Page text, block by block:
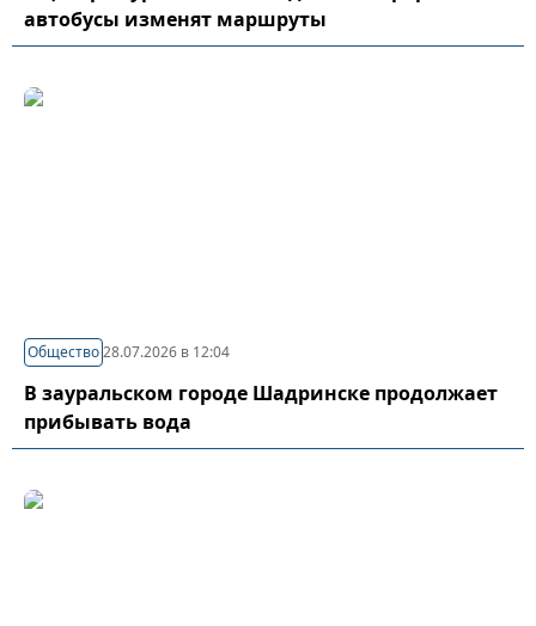
автобусы изменят маршруты
Общество28.07.2026 в 12:04
В зауральском городе Шадринске продолжает
прибывать вода